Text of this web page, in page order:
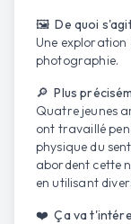
🖼️ De quoi
Une
photographie.
🔎 Plus
Quatre jeunes
ont travaillé
physique du
abordent cette
en utilisant
❤️ Ça va